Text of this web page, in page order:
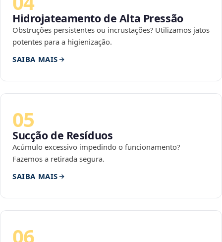
Hidrojateamento de Alta Pressão
Obstruções persistentes ou incrustações? Utilizamos jatos
potentes para a higienização.
SAIBA MAIS
05
Sucção de Resíduos
Acúmulo excessivo impedindo o funcionamento?
Fazemos a retirada segura.
SAIBA MAIS
06